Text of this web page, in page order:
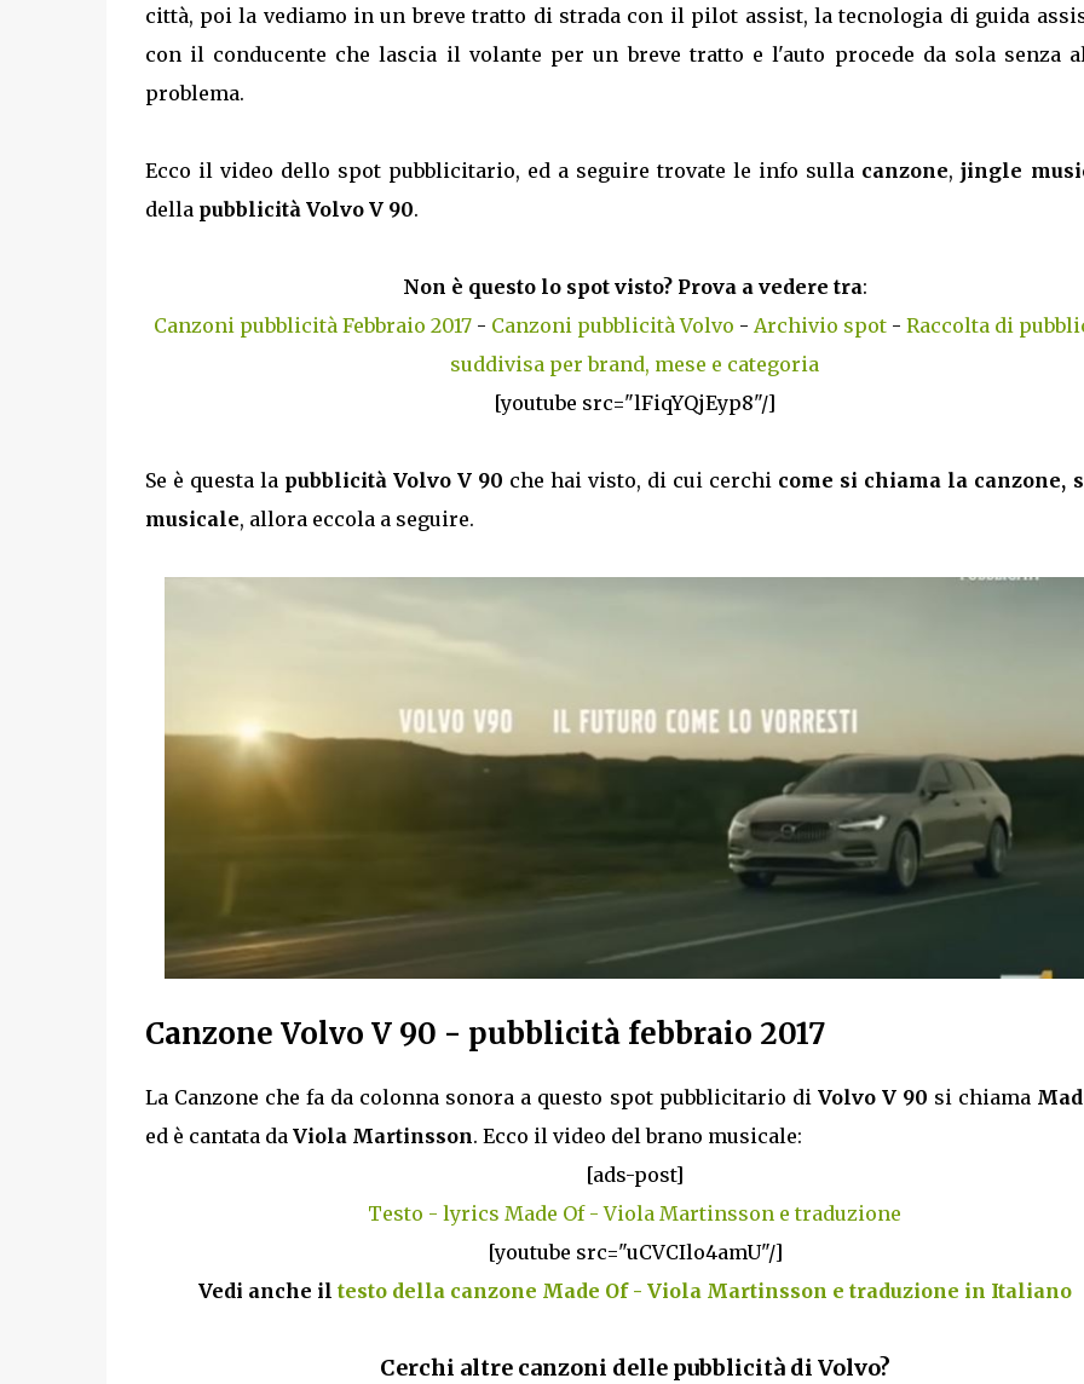
città, poi la vediamo in un breve tratto di strada con il pilot assist, la tecnologia di guida
con il conducente che lascia il volante per un breve tratto e l'auto procede da sola senza
problema.
Ecco il video dello spot pubblicitario, ed a seguire trovate le info sulla canzone,jingle
della pubblicità Volvo V 90.
Non è questo lo spot visto? Prova a vedere tra:
Canzoni pubblicità Febbraio 2017- Canzoni pubblicità Volvo - Archivio spot- Raccolta di
suddivisa per brand, mese e categoria
[youtube src="lFiqYQjEyp8"/]
Se è questa la pubblicità Volvo V 90 che hai visto, di cui cerchi come si chiama la canzone,
musicale, allora eccola a seguire.
Canzone Volvo V 90 - pubblicità febbraio 2017
La Canzone che fa da colonna sonora a questo spot pubblicitario di Volvo V 90 si chiama
ed è cantata da Viola Martinsson. Ecco il video del brano musicale:
[ads-post]
Testo - lyrics Made Of - Viola Martinsson e traduzione
[youtube src="uCVCIlo4amU"/]
Vedi anche il testo della canzone Made Of - Viola Martinsson e traduzione in Italiano
Cerchi altre canzoni delle pubblicità di Volvo?